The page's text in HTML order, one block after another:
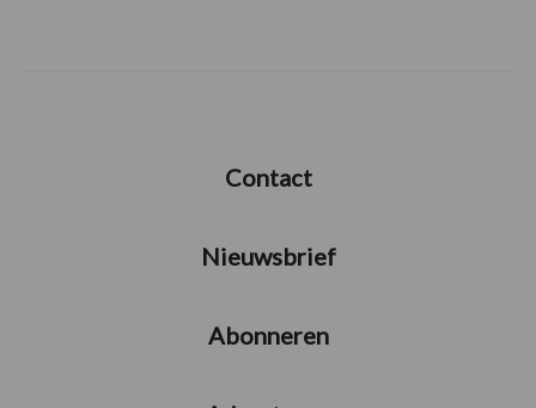
Contact
Nieuwsbrief
Abonneren